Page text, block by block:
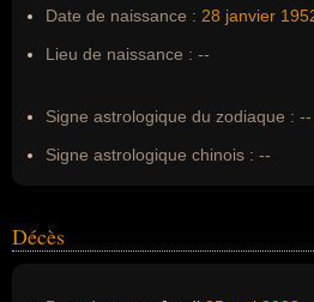
Date de naissance : 28 janvier
Lieu de naissance : --
Signe astrologique du zodiaque : --
Signe astrologique chinois : --
Décès